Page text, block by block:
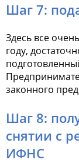
Шаг 7:
Здесь все
году,
законного
Шаг 8:
снятии с
ИФНС